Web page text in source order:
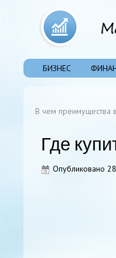
БИЗНЕС
В чем преимущества
Где
Опубликовано